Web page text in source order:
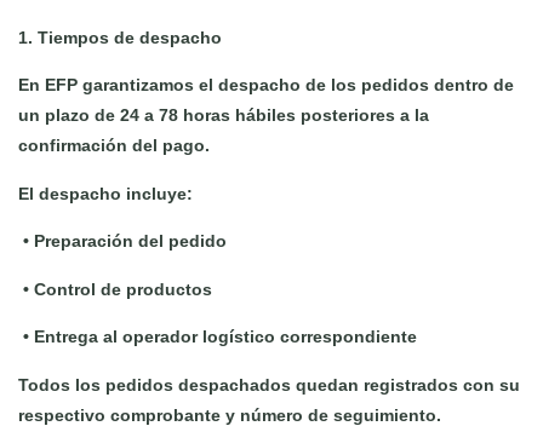
1. Tiempos de despacho
En EFP garantizamos el despacho de los pedidos dentro de
un plazo de 24 a 78 horas hábiles posteriores a la
confirmación del pago.
El despacho incluye:
• Preparación del pedido
• Control de productos
• Entrega al operador logístico correspondiente
Todos los pedidos despachados quedan registrados con su
respectivo comprobante y número de seguimiento.